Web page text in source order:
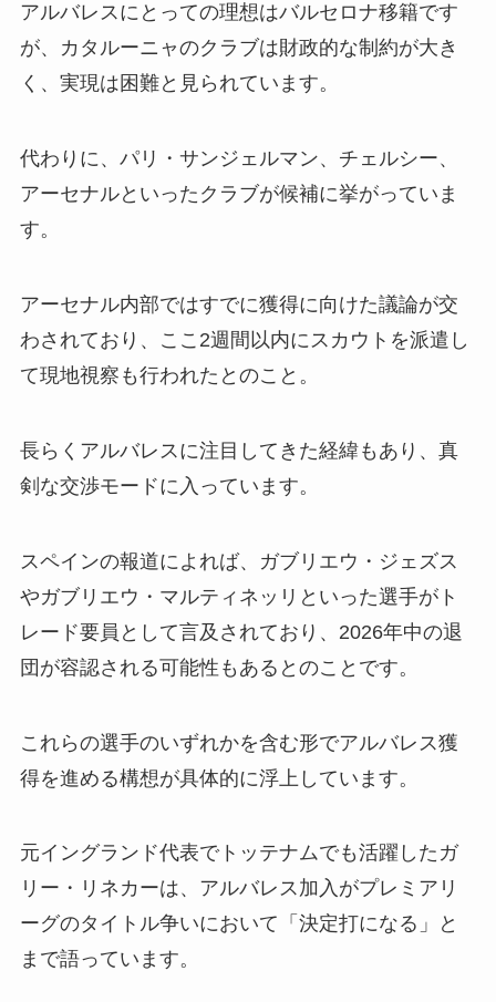
アルバレスにとっての理想はバルセロナ移籍です
が、カタルーニャのクラブは財政的な制約が大き
く、実現は困難と見られています。
代わりに、パリ・サンジェルマン、チェルシー、
アーセナルといったクラブが候補に挙がっていま
す。
アーセナル内部ではすでに獲得に向けた議論が交
わされており、ここ2週間以内にスカウトを派遣し
て現地視察も行われたとのこと。
長らくアルバレスに注目してきた経緯もあり、真
剣な交渉モードに入っています。
スペインの報道によれば、ガブリエウ・ジェズス
やガブリエウ・マルティネッリといった選手がト
レード要員として言及されており、2026年中の退
団が容認される可能性もあるとのことです。
これらの選手のいずれかを含む形でアルバレス獲
得を進める構想が具体的に浮上しています。
元イングランド代表でトッテナムでも活躍したガ
リー・リネカーは、アルバレス加入がプレミアリ
ーグのタイトル争いにおいて「決定打になる」と
まで語っています。